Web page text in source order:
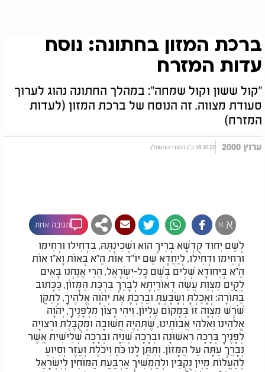
ברכת המזון בחתונה: נוסח
עדות המזרח
"קול ששון וקול שמחה": במהלך החתונה נהוג לערוך
סעודת מצווה. זה הנוסח של ברכת המזון (לעדות
המזרח)
ערוץ 2000 18.10.22 כ"ג תשרי התשפ"ג
א א תגובה אחת
לְשֵׁם יִחוּד קֻדְשָׁא בְרִיךְ הוּא וּשְׁכִינְתֵּהּ, בִּדְחִילוּ וּרְחִימוּ
וּרְחִימוּ וּדְחִילוּ, לְיַחֲדָא שֵׁם יוֹ"ד אוֹת הֵ"א בְּאוֹת וָא"ו אוֹת
הֵ"א בְּיִחוּדָא שְׁלִים בְּשֵׁם כָּל-יִשְׂרָאֵל, הֲרֵי אֲנַחְנוּ בָּאִים
לְקַיֵּם מִצְוַת עֲשֵׂה דְאוֹרַיְתָא לְבָרֵךְ בִּרְכַּת הַמָּזוֹן, כַּכָּתוּב
בַּתּוֹרָה: וְאָכַלְתָּ וְשָׂבָעְתָּ וּבֵרַכְתָּ אֶת יְהֹוָה אֱלֹהֶיךָ, לְתַקֵּן
שֹׁרֶשׁ מִצְוָה זוֹ בְּמָקוֹם עֶלְיוֹן. וִיהִי רָצוֹן מִלְּפָנֶיךָ, יְהֹוָה
אֱלֹהֵינוּ וֵאלֹהֵי אֲבוֹתֵינוּ, שֶׁתִּהְיֶה חֲשׁוּבָה וּמְקֻבֶּלֶת וּרְצוּיָה
לְפָנֶיךָ בְּרָכָה רִאשׁוֹנָה וּבְרָכָה שְׁנִיָּה וּבְרָכָה שְׁלִישִׁית אֲשֶׁר
נְבָרֵךְ עַתָּה עַל הַמָּזוֹן. וְתִתֵּן לָנוּ כֹּחַ וִיכֹלֶת וְעֵזֶר וְסִיּוּעַ
לְהַעֲלוֹת מַיִּין נֻקְבִּין וּלְהַמְשִׁיךְ אַרְבַּעַת הַמּוֹחִין לְיִשְׂרָאֵל